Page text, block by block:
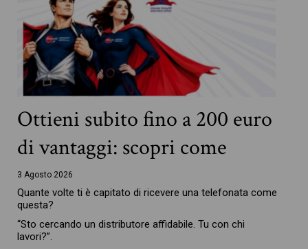
Ottieni subito fino a 200 euro
di vantaggi: scopri come
3 Agosto 2026
Quante volte ti è capitato di ricevere una telefonata come
questa?
“Sto cercando un distributore affidabile. Tu con chi
lavori?”.